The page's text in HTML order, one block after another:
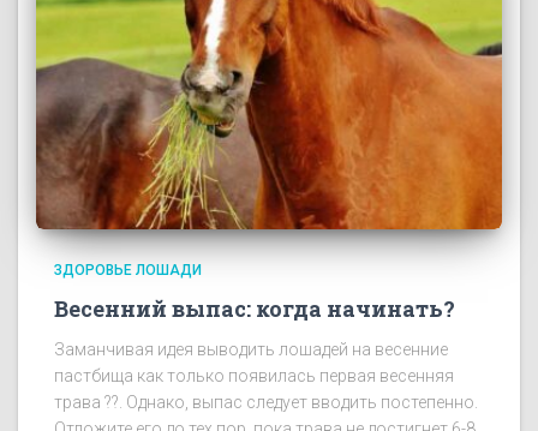
ЗДОРОВЬЕ ЛОШАДИ
Весенний выпас: когда начинать?
Заманчивая идея выводить лошадей на весенние
пастбища как только появилась первая весенняя
трава ??. Однако, выпас следует вводить постепенно.